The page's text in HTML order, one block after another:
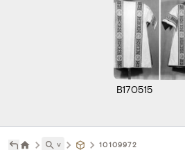
B170515
˅ 10109972